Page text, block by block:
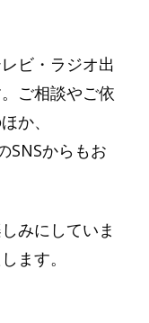
ビ・ラジオ出
ご相談やご依
か、
SNSからもお
みにしていま
ます。